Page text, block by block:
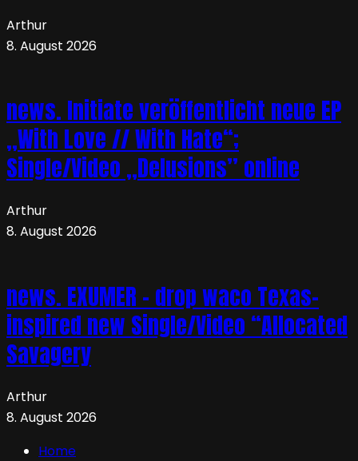
Arthur
8. August 2026
news. Initiate veröffentlicht neue EP
„With Love // With Hate“;
Single/Video „Delusions” online
Arthur
8. August 2026
news. EXUMER – drop waco Texas-
inspired new Single/Video “Allocated
Savagery
Arthur
8. August 2026
Home